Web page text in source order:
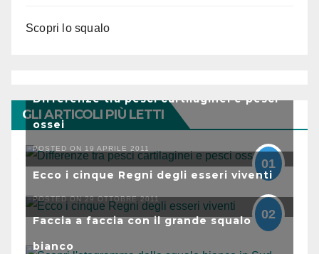
Scopri lo squalo
GLI ARTICOLI PIÙ LETTI
Differenze tra pesci cartilaginei e pesci
ossei
POSTED ON 19 APRILE 2011
01
Ecco i cinque Regni degli esseri viventi
POSTED ON 29 OTTOBRE 2011
02
Faccia a faccia con il grande squalo
bianco